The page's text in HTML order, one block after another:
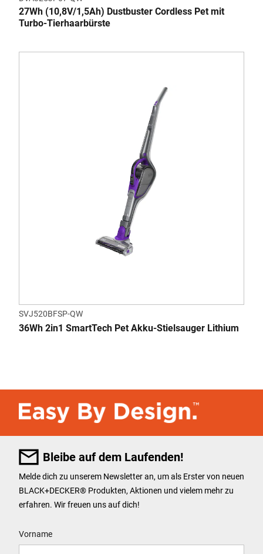
27Wh (10,8V/1,5Ah) Dustbuster Cordless Pet mit
Turbo-Tierhaarbürste
SVJ520BFSP-QW
36Wh 2in1 SmartTech Pet Akku-Stielsauger Lithium
Bleibe auf dem Laufenden!
Melde dich zu unserem Newsletter an, um als Erster von neuen
BLACK+DECKER® Produkten, Aktionen und vielem mehr zu
erfahren. Wir freuen uns auf dich!
Vorname